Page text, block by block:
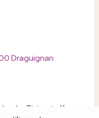
Draguignan
Pintrest X